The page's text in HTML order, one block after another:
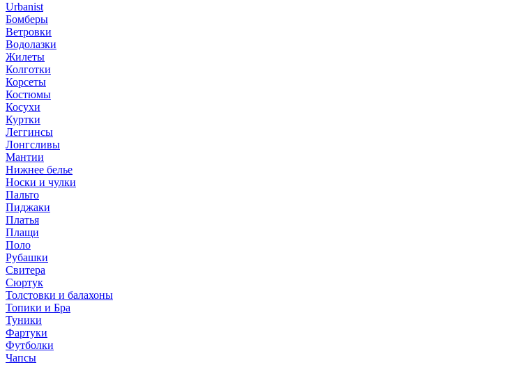
Urbanist
Бомберы
Ветровки
Водолазки
Жилеты
Колготки
Корсеты
Костюмы
Косухи
Куртки
Леггинсы
Лонгсливы
Мантии
Нижнее белье
Носки и чулки
Пальто
Пиджаки
Платья
Плащи
Поло
Рубашки
Свитера
Сюртук
Толстовки и балахоны
Топики и Бра
Туники
Фартуки
Футболки
Чапсы